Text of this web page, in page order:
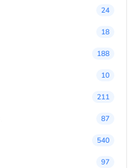
24
18
188
10
211
87
540
97